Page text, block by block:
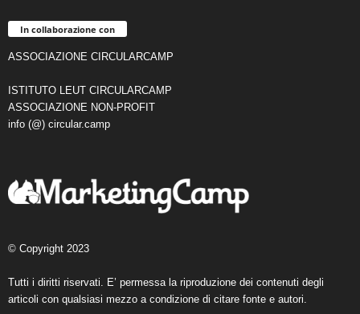
In collaborazione con
ASSOCIAZIONE CIRCULARCAMP
ISTITUTO LEUT CIRCULARCAMP
ASSOCIAZIONE NON-PROFIT
info (@) circular.camp
© Copyright 2023
Tutti i diritti riservati. E’ permessa la riproduzione dei contenuti degli
articoli con qualsiasi mezzo a condizione di citare fonte e autori.